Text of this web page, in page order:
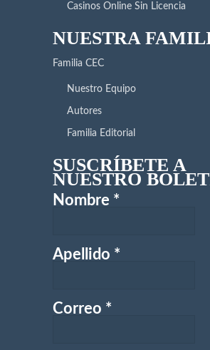
Casinos Online Sin Licencia
NUESTRA
Familia CEC
Nuestro Equipo
Autores
Familia Editorial
SUSCRÍBETE A
NUESTRO
Nombre *
Apellido *
Correo *